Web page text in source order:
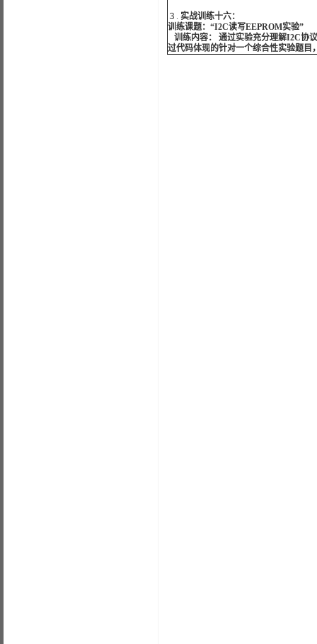
３. 实战训练十六：
训练课题：“I2C读写EEPROM实验”
训练内容： 通过实验充分理解I2C协
过代码体现的针对一个综合性实验题目